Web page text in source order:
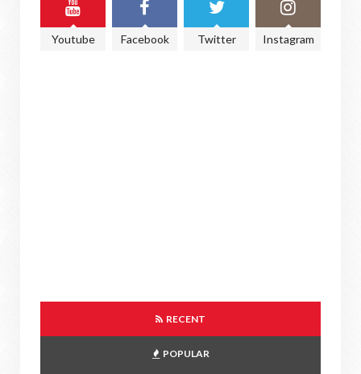
Youtube Facebook Twitter Instagram
RECENT
POPULAR